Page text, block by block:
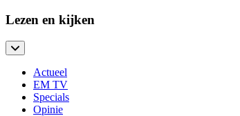
Lezen en kijken
Actueel
EM TV
Specials
Opinie